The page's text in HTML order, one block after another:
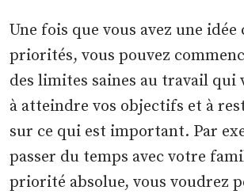
Une fois que vous avez une idée
priorités, vous pouvez
des limites saines au travail qui
à atteindre vos objectifs et à
sur ce qui est important. Par
passer du temps avec votre
priorité absolue, vous voudrez